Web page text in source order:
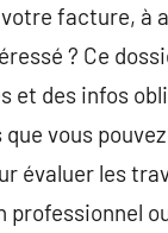
facture, à
? Ce
et des infos
vous
évaluer les